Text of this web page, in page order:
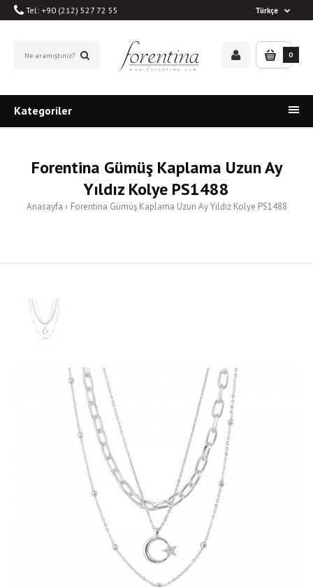
Tel: +90 (212) 527 72 55 Türkçe
0
Kategoriler
Forentina Gümüş Kaplama Uzun Ay
Yıldız Kolye PS1488
Anasayfa Forentina Gümüş Kaplama Uzun Ay Yıldız Kolye PS1488